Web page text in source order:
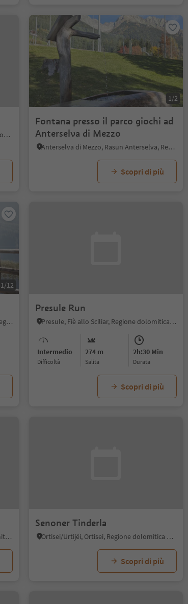
Dobbiaco Nuova, Dobbiaco, Regione dolomitica 3 Cime
1/2
Fontana presso il parco giochi ad
Anterselva di Mezzo
Anterselva di Mezzo, Rasun Anterselva, Regione dolomitica Plan de Corones
Scopri di più
1/12
Anterselva di Sotto, Rasun Anterselva, Regione dolomitica Plan de Corones
Presule Run
Presule, Fiè allo Sciliar, Regione dolomitica Alpe di Siusi
Intermedio
Difficoltà
274 m
Salita
2h:30 Min
durata
Scopri di più
Alpe di Siusi, Castelrotto, Regione dolomitica Alpe di Siusi
Senoner Tinderla
Ortisei/Urtijëi, Ortisei, Regione dolomitica Val Gardena
Scopri di più